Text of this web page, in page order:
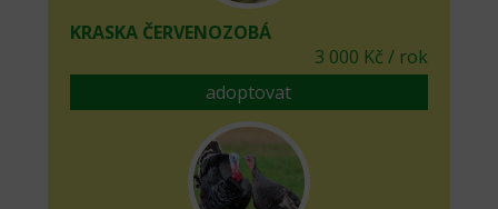
KRASKA ČERVENOZOBÁ
3 000 Kč / rok
adoptovat